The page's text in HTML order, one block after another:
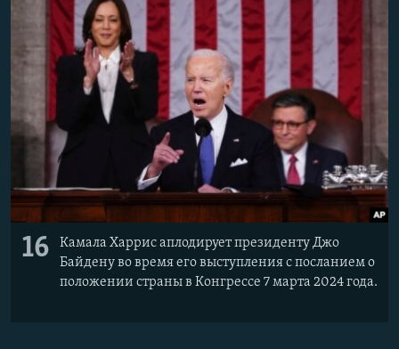
16
Камала Харрис аплодирует президенту Джо
Байдену во время его выступления с посланием о
положении страны в Конгрессе 7 марта 2024 года.